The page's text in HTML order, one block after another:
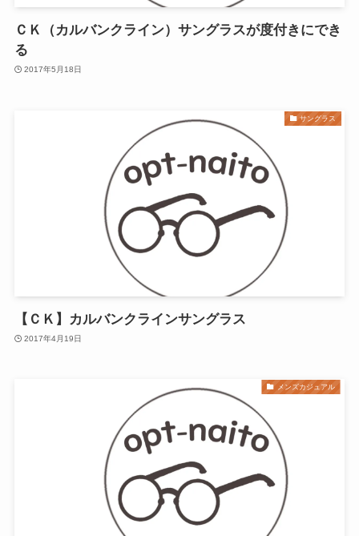
ＣＫ（カルバンクライン）サングラスが度付きにでき
る
2017年5月18日
サングラス
【ＣＫ】カルバンクラインサングラス
2017年4月19日
メンズカジュアル